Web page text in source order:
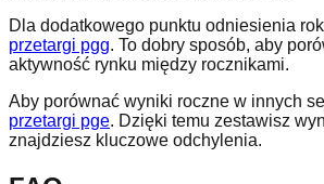
Dla dodatkowego punktu odniesienia
przetargi pgg. To dobry sposób, aby
aktywność rynku między rocznikami.
Aby porównać wyniki roczne w innych
przetargi pge. Dzięki temu zestawisz
znajdziesz kluczowe odchylenia.